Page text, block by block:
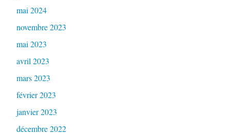
mai 2024
novembre 2023
mai 2023
avril 2023
mars 2023
février 2023
janvier 2023
décembre 2022